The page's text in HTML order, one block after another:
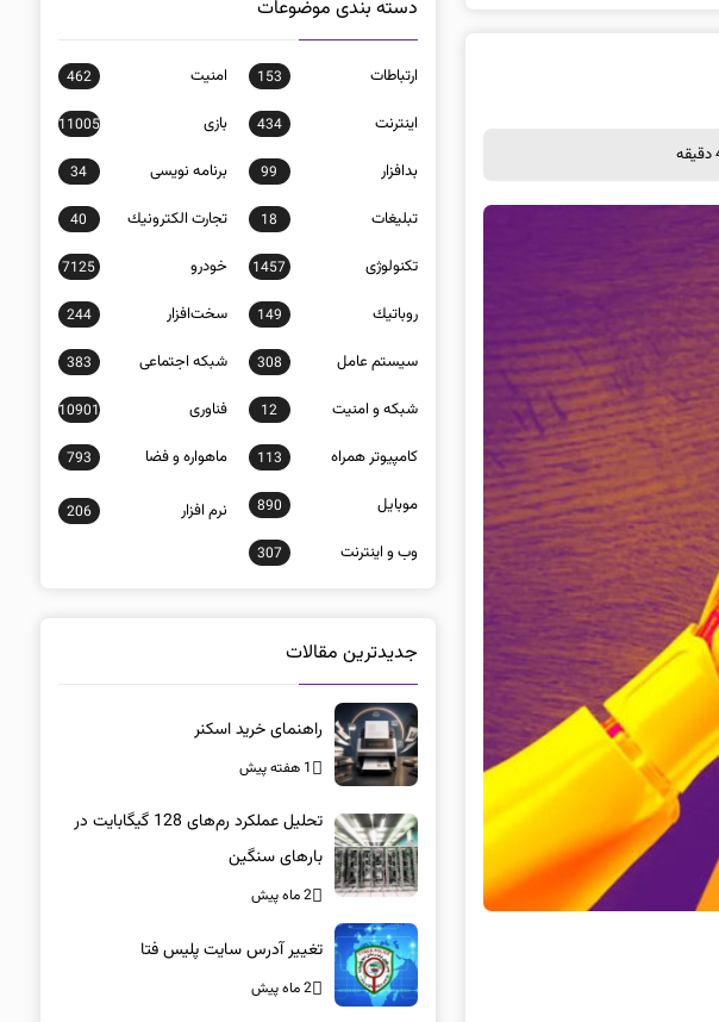
دسته بندی موضوعات
ارتباطات 153 امنيت 462
اينترنت 434 بازی 11005
بدافزار 99 برنامه نويسی 34
تبلیغات 18 تجارت الكترونيك 40
تکنولوژی 1457 خودرو 7125
روباتيك 149 سخت‌افزار 244
سيستم عامل 308 شبكه اجتماعی 383
شبكه و امنيت 12 فناوری 10901
كامپيوتر همراه 113 ماهواره و فضا 793
موبايل 890 نرم افزار 206
وب و اينترنت 307
جدیدترین مقالات
راهنمای خرید اسکنر
1 هفته پیش
تحلیل عملکرد رم‌های 128 گیگابایت در
بارهای سنگین
2 ماه پیش
تغییر آدرس سایت پلیس فتا
2 ماه پیش